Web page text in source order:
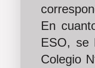
En
ESO, se
Colegio